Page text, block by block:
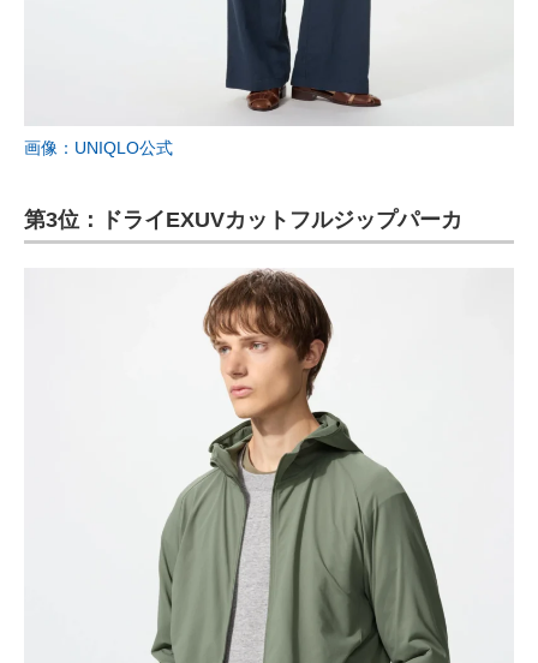
画像：UNIQLO公式
第3位：ドライEXUVカットフルジップパーカ